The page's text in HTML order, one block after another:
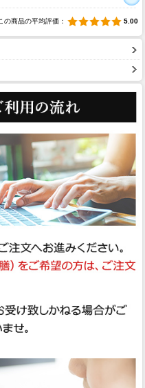
の商品の平均評価： 5.00